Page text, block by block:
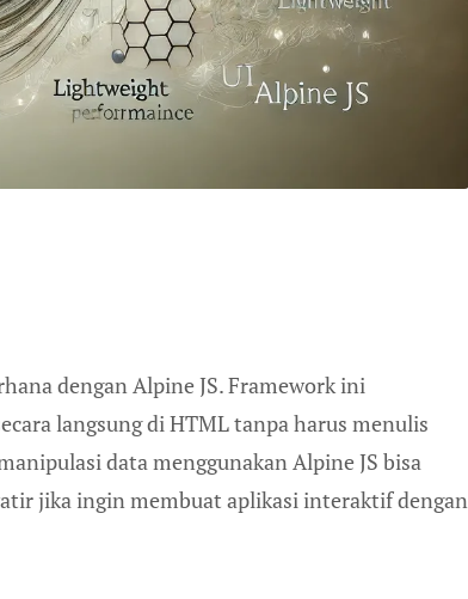
dengan Alpine JS. Framework ini
langsung di HTML tanpa harus menulis
data menggunakan Alpine JS bisa
jika ingin membuat aplikasi interaktif dengan